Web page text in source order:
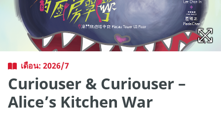
เดือน: 2026/7
Curiouser & Curiouser –
Alice’s Kitchen War